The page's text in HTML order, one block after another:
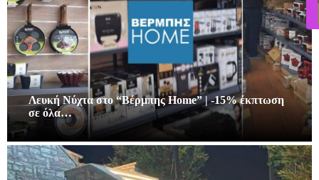
Λευκή Νύχτα στο “Βέρμπης Home” | -15% έκπτωση
σε όλα…